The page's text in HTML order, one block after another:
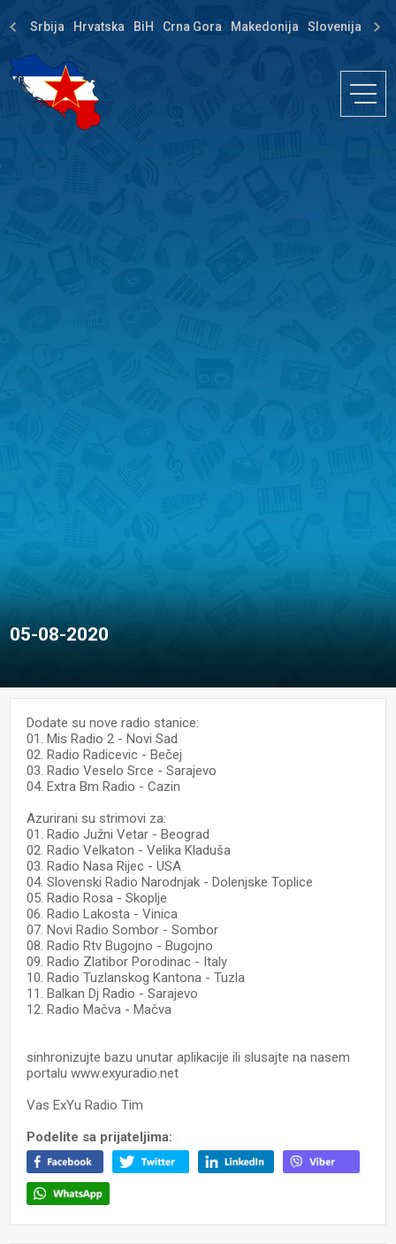
Srbija Hrvatska BiH Crna Gora Makedonija Slovenija
05-08-2020
Dodate su nove radio stanice:
01. Mis Radio 2 - Novi Sad
02. Radio Radicevic - Bečej
03. Radio Veselo Srce - Sarajevo
04. Extra Bm Radio - Cazin
Azurirani su strimovi za:
01. Radio Južni Vetar - Beograd
02. Radio Velkaton - Velika Kladuša
03. Radio Nasa Rijec - USA
04. Slovenski Radio Narodnjak - Dolenjske Toplice
05. Radio Rosa - Skoplje
06. Radio Lakosta - Vinica
07. Novi Radio Sombor - Sombor
08. Radio Rtv Bugojno - Bugojno
09. Radio Zlatibor Porodinac - Italy
10. Radio Tuzlanskog Kantona - Tuzla
11. Balkan Dj Radio - Sarajevo
12. Radio Mačva - Mačva
sinhronizujte bazu unutar aplikacije ili slusajte na nasem
portalu www.exyuradio.net
Vas ExYu Radio Tim
Podelite sa prijateljima: